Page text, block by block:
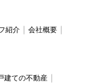
紹介
会社概要
建ての不動産